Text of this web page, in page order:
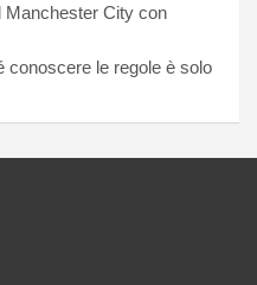
Manchester City con
conoscere le regole è solo